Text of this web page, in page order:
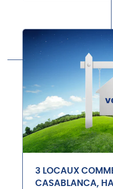
3 LOCAUX
CASABLANCA,